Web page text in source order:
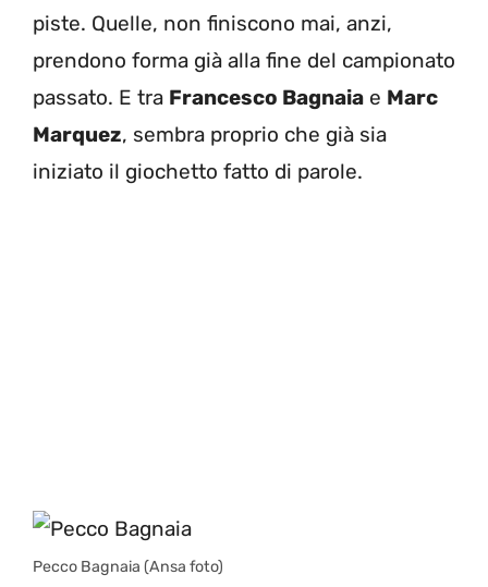
piste. Quelle, non finiscono mai, anzi,
prendono forma già alla fine del campionato
passato. E tra Francesco Bagnaia e Marc
Marquez, sembra proprio che già sia
iniziato il giochetto fatto di parole.
Pecco Bagnaia (Ansa foto)